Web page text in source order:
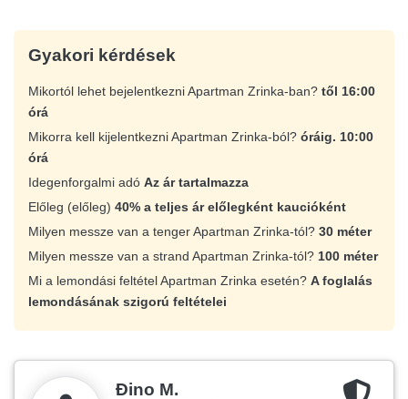
Gyakori kérdések
Mikortól lehet bejelentkezni Apartman Zrinka-ban? től 16:00
órá
Mikorra kell kijelentkezni Apartman Zrinka-ból? óráig. 10:00
órá
Idegenforgalmi adó Az ár tartalmazza
Előleg (előleg) 40% a teljes ár előlegként kaucióként
Milyen messze van a tenger Apartman Zrinka-tól? 30 méter
Milyen messze van a strand Apartman Zrinka-tól? 100 méter
Mi a lemondási feltétel Apartman Zrinka esetén? A foglalás
lemondásának szigorú feltételei
Đino M.